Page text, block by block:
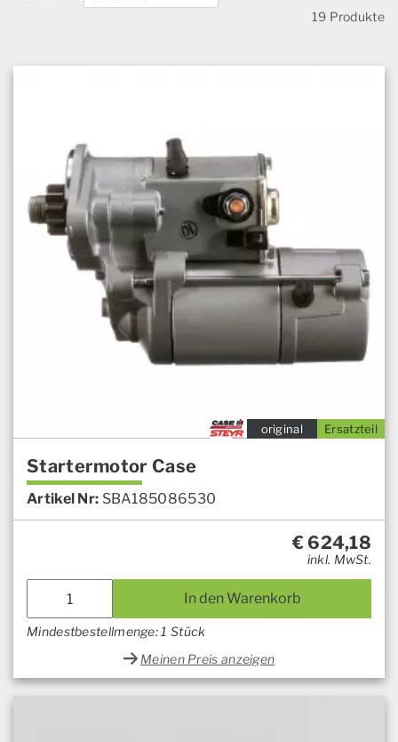
19 Produkte
Ersatzteil
original
Startermotor Case
Artikel Nr: SBA185086530
€624,18
inkl. MwSt.
In den Warenkorb
Mindestbestellmenge: 1 Stück
Meinen Preis anzeigen